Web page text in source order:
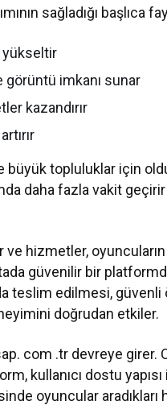
sağladığı başlıca
görüntü imkanı sunar
kazandırır
büyük topluluklar için
daha fazla vakit
hizmetler,
güvenilir bir
teslim edilmesi,
doğrudan etkiler.
com .tr devreye girer.
kullanıcı dostu
oyuncular